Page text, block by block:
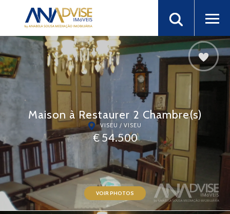
VOIR PHOTOS
Maison à Restaurer 2 Chambre(s)
VISEU / VISEU
€ 54.500